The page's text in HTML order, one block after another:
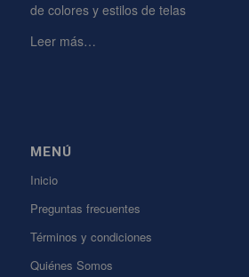
de colores y estilos de telas
Leer más…
MENÚ
Inicio
Preguntas frecuentes
Términos y condiciones
Quiénes Somos